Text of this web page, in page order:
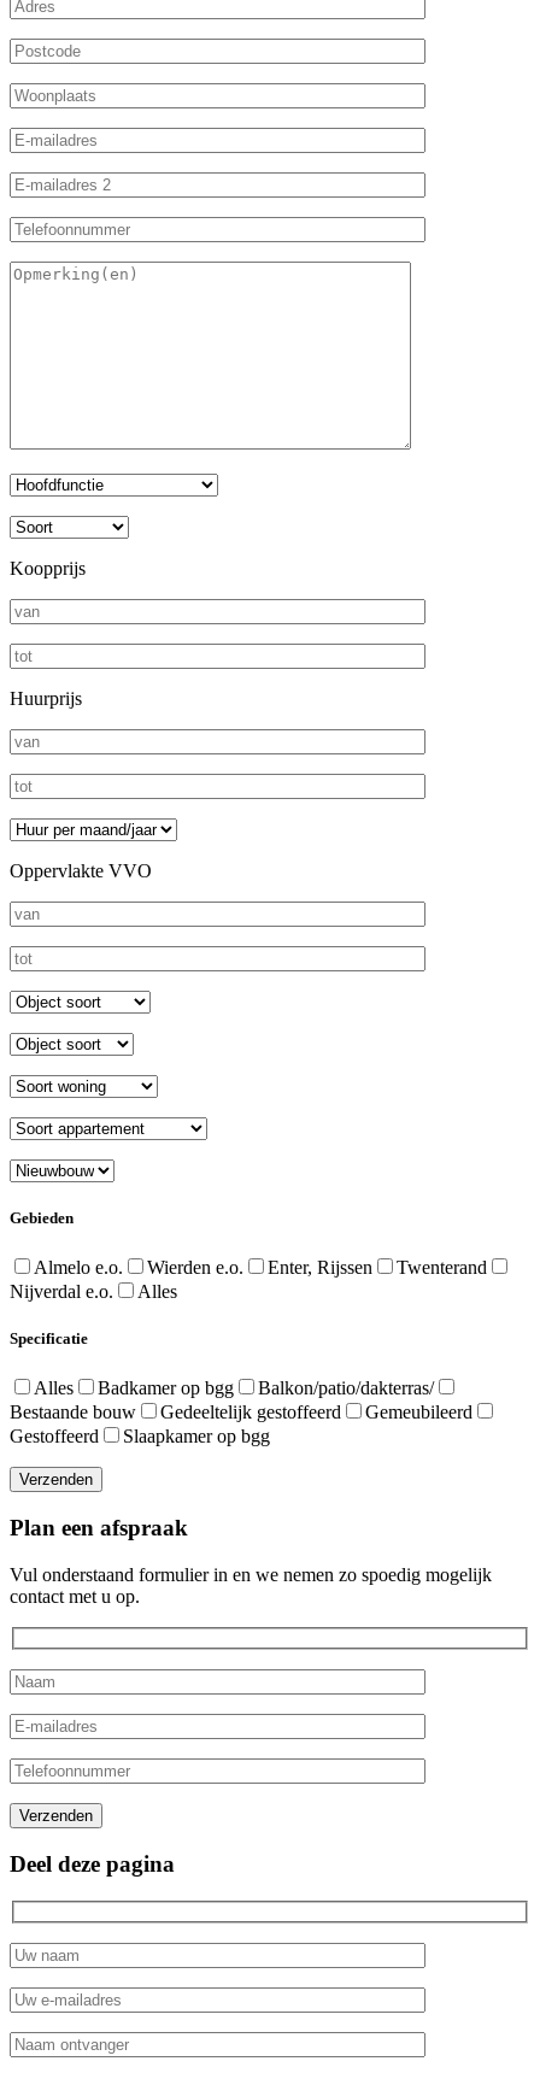
Koopprijs
Huurprijs
Oppervlakte VVO
Gebieden
Almelo e.o. Wierden e.o. Enter, Rijssen
Twenterand
Nijverdal e.o.
Alles
Specificatie
Alles Badkamer op bgg
Balkon/patio/dakterras/
Bestaande bouw
Gedeeltelijk gestoffeerd
Gemeubileerd
Gestoffeerd
Slaapkamer op bgg
Verzenden
Plan een afspraak
Vul onderstaand formulier in en we nemen zo spoedig mogelijk
contact met u op.
Gelieve dit veld leeg te laten.
Verzenden
Deel deze pagina